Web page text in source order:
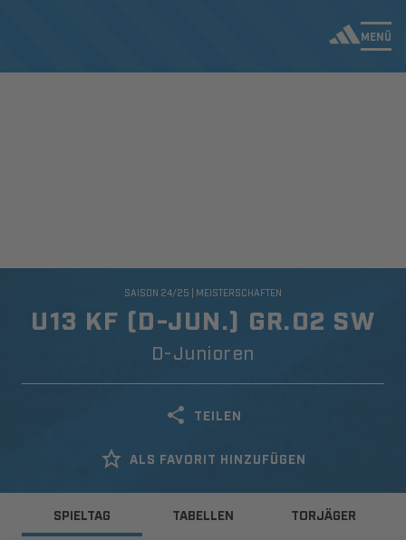
MENÜ
U13 KF (D-JUN.) GR.02 SW
D-Junioren
SAISON 24/25 | MEISTERSCHAFTEN
TEILEN
ALS FAVORIT HINZUFÜGEN
SPIELTAG TABELLEN TORJÄGER